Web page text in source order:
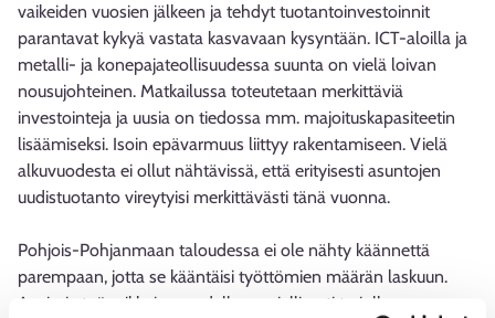
vaikeiden vuosien jälkeen ja tehdyt tuotantoinvestoinnit
parantavat kykyä vastata kasvavaan kysyntään. ICT-aloilla ja
metalli- ja konepajateollisuudessa suunta on vielä loivan
nousujohteinen. Matkailussa toteutetaan merkittäviä
investointeja ja uusia on tiedossa mm. majoituskapasiteetin
lisäämiseksi. Isoin epävarmuus liittyy rakentamiseen. Vielä
alkuvuodesta ei ollut nähtävissä, että erityisesti asuntojen
uudistuotanto vireytyisi merkittävästi tänä vuonna.
Pohjois-Pohjanmaan taloudessa ei ole nähty käännettä
parempaan, jotta se kääntäisi työttömien määrän laskuun.
Avoimia työpaikkoja on edelleen rajallisesti tarjolla.